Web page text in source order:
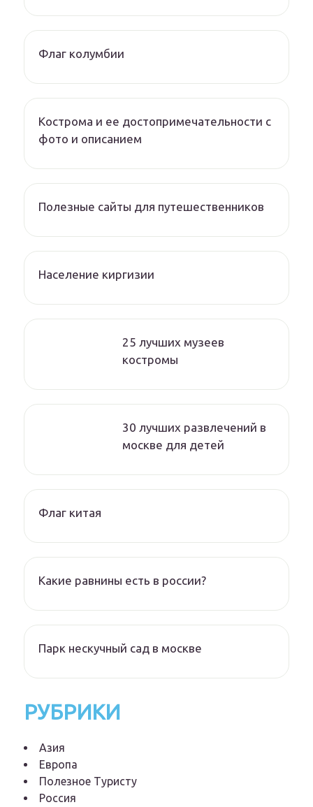
Флаг колумбии
Кострома и ее достопримечательности с
фото и описанием
Полезные сайты для путешественников
Население киргизии
25 лучших музеев
костромы
30 лучших развлечений в
москве для детей
Флаг китая
Какие равнины есть в россии?
Парк нескучный сад в москве
РУБРИКИ
Азия
Европа
Полезное Туристу
Россия